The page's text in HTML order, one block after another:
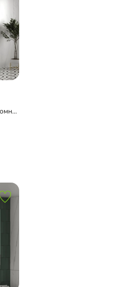
Подвесная тумба в ванную комнату Ментон-3